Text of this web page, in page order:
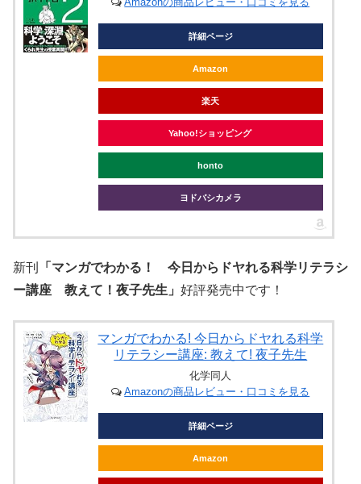
詳細ページ
Amazon
楽天
Yahoo!ショッピング
honto
ヨドバシカメラ
新刊
「マンガでわかる！ 今日からドヤれる科学リテラシ
ー講座 教えて！夜子先生」 好評発売中です！
マンガでわかる! 今日からドヤれる科学
リテラシー講座: 教えて! 夜子先生
化学同人
Amazonの商品レビュー・口コミを見る
詳細ページ
Amazon